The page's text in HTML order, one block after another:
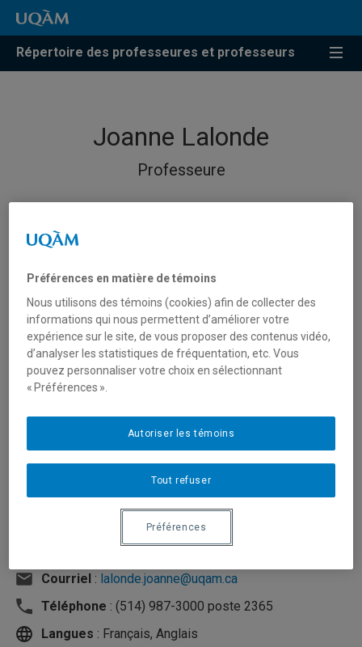
Répertoire des professeures et professeurs
Joanne Lalonde
Professeure
Département d'histoire de l'art
Courriel : lalonde.joanne@uqam.ca
Téléphone : (514) 987-3000 poste 2365
Langues : Français, Anglais
Préférences en matière de témoins
Nous utilisons des témoins (cookies) afin de collecter des
informations qui nous permettent d’améliorer votre
expérience sur le site, de vous proposer des contenus vidéo,
d’analyser les statistiques de fréquentation, etc. Vous
pouvez personnaliser votre choix en sélectionnant
« Préférences ».
Tout refuser
Autoriser les témoins
Préférences